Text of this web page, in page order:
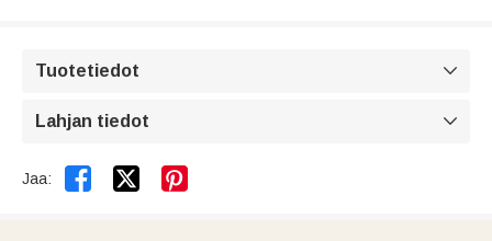
Tuotetiedot 
Lahjan tiedot 
Jaa:  